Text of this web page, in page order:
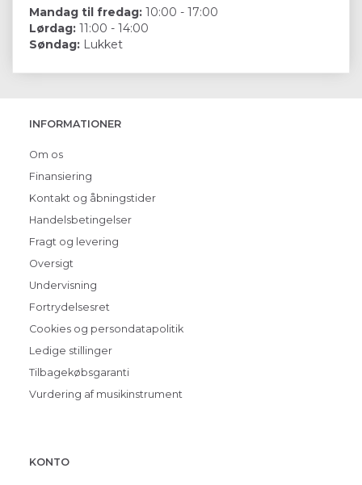
Mandag til fredag: 10:00 - 17:00
Lørdag: 11:00 - 14:00
Søndag: Lukket
INFORMATIONER
Om os
Finansiering
Kontakt og åbningstider
Handelsbetingelser
Fragt og levering
Oversigt
Undervisning
Fortrydelsesret
Cookies og persondatapolitik
Ledige stillinger
Tilbagekøbsgaranti
Vurdering af musikinstrument
KONTO